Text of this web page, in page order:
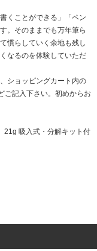
くことができる」「ペン
。そのままでも万年筆ら
慣らしていく余地も残し
なるのを体験していただ
ショッピングカート内の
ご記入下さい。初めからお
21g 吸入式・分解キット付